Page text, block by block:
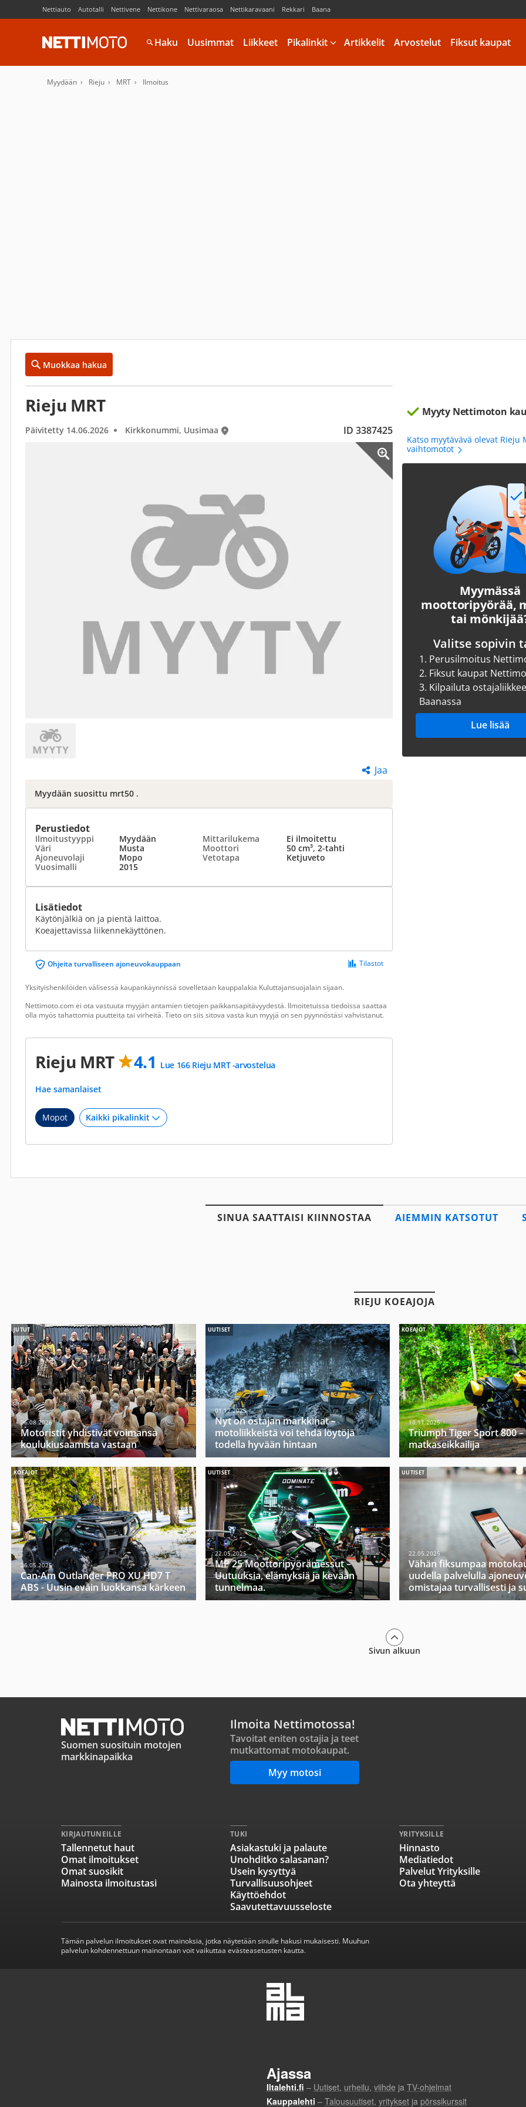
Nettiauto Autotalli Nettivene Nettikone Nettivaraosa Nettikaravaani Rekkari Baana
Haku Uusimmat Liikkeet Pikalinkit Artikkelit Arvostelut Fiksut kaupat
Myydään Rieju MRT Ilmoitus
Muokkaa hakua
Rieju MRT
Päivitetty 14.06.2026 Kirkkonummi, Uusimaa ID 3387425
Jaa
Myydään suosittu mrt50 .
Perustiedot
Ilmoitustyyppi Myydään Mittarilukema
Ei ilmoitettu
Väri
Musta Moottori
50 cm³, 2-tahti
Ajoneuvolaji
Mopo Vetotapa
Ketjuveto
Vuosimalli
2015
Lisätiedot
Käytönjälkiä on ja pientä laittoa.
Koeajettavissa liikennekäyttönen.
Ohjeita turvalliseen ajoneuvokauppaan Tilastot
Yksityishenkilöiden välisessä kaupankäynnissä sovelletaan kauppalakia Kuluttajansuojalain sijaan.
Nettimoto.com ei ota vastuuta myyjän antamien tietojen paikkansapitävyydestä. Ilmoitetuissa tiedoissa saattaa
olla myös tahattomia puutteita tai virheitä. Tieto on siis sitova vasta kun myyjä on sen pyynnöstäsi vahvistanut.
Rieju MRT 4.1 Lue 166 Rieju MRT -arvostelua
Hae samanlaiset
Mopot
Myyty Nettimoton
Katso myytävävä olevat Rieju
vaihtomotot
Myymässä
moottoripyörää,
tai
Valitse sopivin
1. Perusilmoitus
2. Fiksut kaupat
3. Kilpailuta
Baanassa
Lue lisää
SINUA SAATTAISI KIINNOSTAA AIEMMIN KATSOTUT
RIEJU KOEAJOJA
JUTUT
06.08.2026
Motoristit yhdistivät voimansa
koulukiusaamista vastaan
UUTISET
01.12.2025
Nyt on ostajan markkinat –
motoliikkeistä voi tehdä löytöjä
todella hyvään hintaan
KOEAJOT
10.11.2025
Triumph Tiger Sport 800
matkaseikkailija
KOEAJOT
26.05.2025
Can-Am Outlander PRO XU HD7 T
ABS - Uusin eväin luokkansa kärkeen
UUTISET
22.05.2025
MP 25 Moottoripyörämessut –
Uutuuksia, elämyksiä ja kevään
tunnelmaa.
UUTISET
22.05.2025
Vähän fiksumpaa
uudella palvelulla
omistajaa turvallisesti ja
Sivun alkuun
Suomen suosituin motojen
markkinapaikka
Ilmoita Nettimotossa!
Tavoitat eniten ostajia ja teet
mutkattomat motokaupat.
Myy motosi
KIRJAUTUNEILLE
Tallennetut haut
Omat ilmoitukset
Omat suosikit
Mainosta ilmoitustasi
TUKI
Asiakastuki ja palaute
Unohditko salasanan?
Usein kysyttyä
Turvallisuusohjeet
Käyttöehdot
Saavutettavuusseloste
YRITYKSILLE
Hinnasto
Mediatiedot
Palvelut Yrityksille
Ota yhteyttä
Tämän palvelun ilmoitukset ovat mainoksia, jotka näytetään sinulle hakusi mukaisesti. Muuhun
palvelun kohdennettuun mainontaan voit vaikuttaa evästeasetusten kautta.